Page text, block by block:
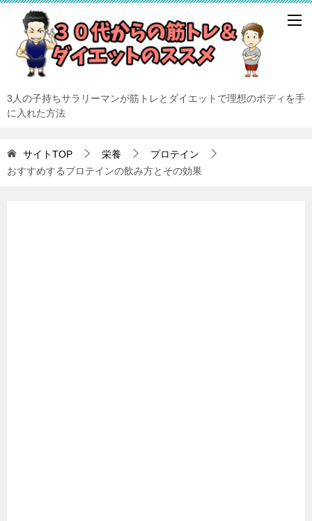
3人の子持ちサラリーマンが筋トレとダイエットで理想のボディを手
に入れた方法
サイトTOP 栄養
プロテイン
おすすめするプロテインの飲み方とその効果